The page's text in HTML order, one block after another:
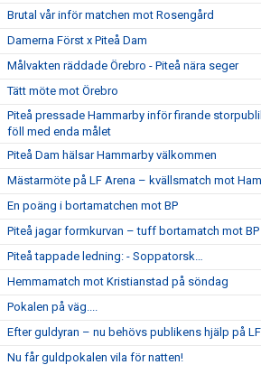
Brutal vår inför matchen mot Rosengård
Damerna Först x Piteå Dam
Målvakten räddade Örebro - Piteå nära seger
Tätt möte mot Örebro
Piteå pressade Hammarby inför firande
föll med enda målet
Piteå Dam hälsar Hammarby välkommen
Mästarmöte på LF Arena – kvällsmatch mot
En poäng i bortamatchen mot BP
Piteå jagar formkurvan – tuff bortamatch mot BP
Piteå tappade ledning: - Soppatorsk…
Hemmamatch mot Kristianstad på söndag
Pokalen på väg....
Efter guldyran – nu behövs publikens hjälp på
Nu får guldpokalen vila för natten!